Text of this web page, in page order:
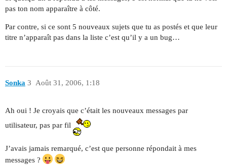
pas ton nom apparaître à côté.
Par contre, si ce sont 5 nouveaux sujets que tu as postés et que leur
titre n’apparaît pas dans la liste c’est qu’il y a un bug…
Sonka Août 31, 2006, 1:18
3
Ah oui ! Je croyais que c’était les nouveaux messages par
utilisateur, pas par fil
J’avais jamais remarqué, c’est que personne répondait à mes
messages ?